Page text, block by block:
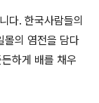
다. 한국사람들의
몰의 염전을 담다
하게 배를 채우